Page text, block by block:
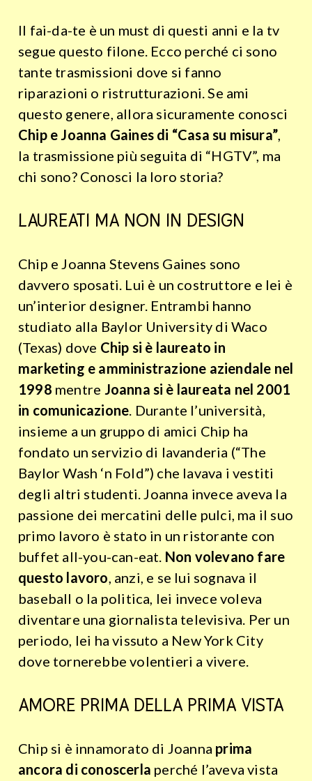
Il fai-da-te è un must di questi anni e la tv
segue questo filone. Ecco perché ci sono
tante trasmissioni dove si fanno
riparazioni o ristrutturazioni. Se ami
questo genere, allora sicuramente conosci
Chip e Joanna Gaines di “Casa su misura”,
la trasmissione più seguita di “HGTV”, ma
chi sono? Conosci la loro storia?
LAUREATI MA NON IN DESIGN
Chip e Joanna Stevens Gaines sono
davvero sposati. Lui è un costruttore e lei è
un’interior designer. Entrambi hanno
studiato alla Baylor University di Waco
(Texas) dove Chip si è laureato in
marketing e amministrazione aziendale nel
1998 mentre Joanna si è laureata nel 2001
in comunicazione. Durante l’università,
insieme a un gruppo di amici Chip ha
fondato un servizio di lavanderia (“The
Baylor Wash ‘n Fold”) che lavava i vestiti
degli altri studenti. Joanna invece aveva la
passione dei mercatini delle pulci, ma il suo
primo lavoro è stato in un ristorante con
buffet all-you-can-eat. Non volevano fare
questo lavoro, anzi, e se lui sognava il
baseball o la politica, lei invece voleva
diventare una giornalista televisiva. Per un
periodo, lei ha vissuto a New York City
dove tornerebbe volentieri a vivere.
AMORE PRIMA DELLA PRIMA VISTA
Chip si è innamorato di Joanna prima
ancora di conoscerla perché l’aveva vista